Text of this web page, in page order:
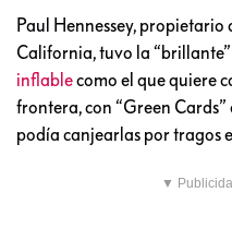
Paul Hennessey,
California, tuvo la
inflablecomo el que quiere
frontera, con “Green Cards”
podía canjearlas por tragos
▼